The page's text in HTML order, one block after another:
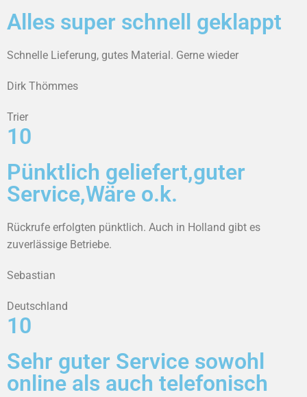
Alles super schnell geklappt
Schnelle Lieferung, gutes Material. Gerne wieder
Dirk Thömmes
Trier
10
Pünktlich geliefert,guter
Service,Wäre o.k.
Rückrufe erfolgten pünktlich. Auch in Holland gibt es
zuverlässige Betriebe.
Sebastian
Deutschland
10
Sehr guter Service sowohl
online als auch telefonisch